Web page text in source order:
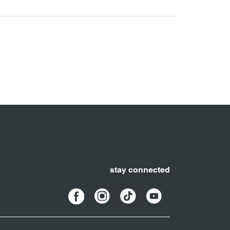
stay connected